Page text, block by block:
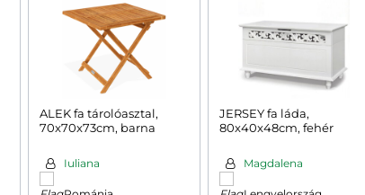
ALEK fa tárolóasztal,
70x70x73cm, barna
Iuliana
JERSEY fa láda,
80x40x48cm, fehér
Magdalena